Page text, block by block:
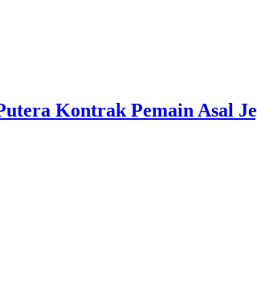
Kontrak Pemain Asal